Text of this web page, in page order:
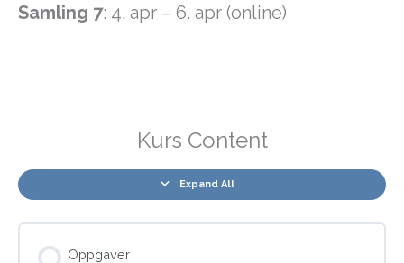
Samling 7: 4. apr – 6. apr (online)
Kurs Content
Expand All
Oppgaver